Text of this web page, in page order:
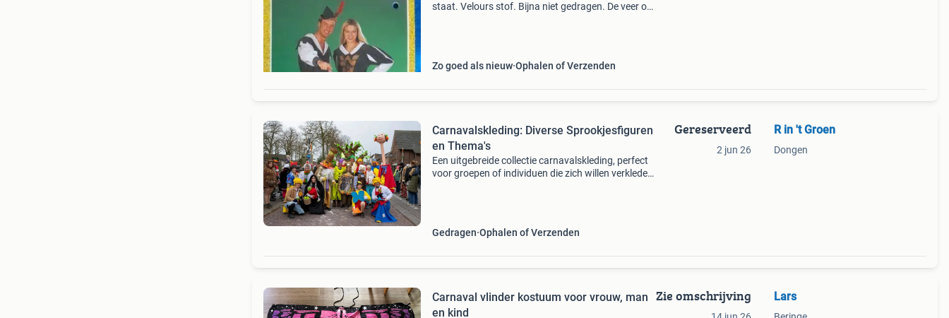
staat. Velours stof. Bijna niet gedragen. De veer op
Zo goed als nieuw Ophalen of Verzenden
Carnavalskleding: Diverse Sprookjesfiguren
en Thema's
Een uitgebreide collectie carnavalskleding, perfect
voor groepen of individuen die zich willen verkleden
Gedragen Ophalen of Verzenden
Gereserveerd
2 jun 26
R in 't Groen
Dongen
Carnaval vlinder kostuum voor vrouw, man
en kind
Zie omschrijving Lars